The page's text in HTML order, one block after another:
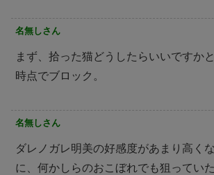
名無しさん
まず、拾った猫どうしたらいいですか
時点でブロック。
名無しさん
ダレノガレ明美の好感度があまり高く
に、何かしらのおこぼれでも狙ってい